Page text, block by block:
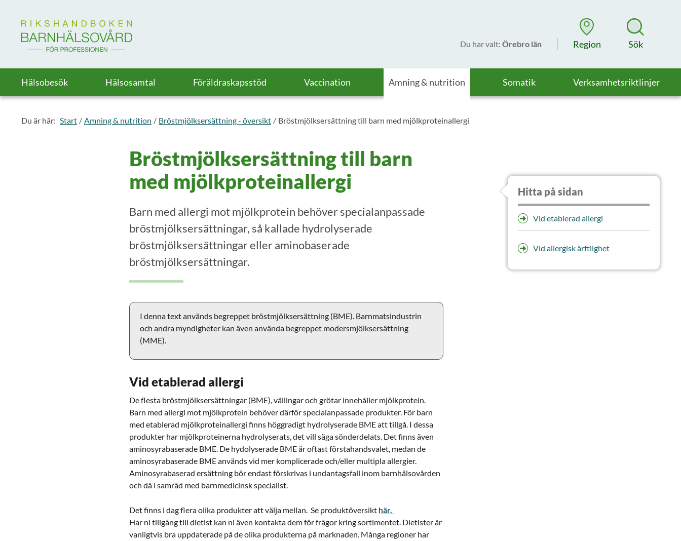
Till startsidan för Rikshandboken i barnhälsovård
Du har valt: Örebro län Region Sök
Hälsobesök Hälsosamtal Föräldraskapsstöd Vaccination Amning & nutrition Somatik Verksamhetsriktlinjer
Du är här: Start Amning & nutrition Bröstmjölksersättning - översikt Bröstmjölksersättning till barn med mjölkproteinallergi
Bröstmjölksersättning till barn
med mjölkproteinallergi
Barn med allergi mot mjölkprotein behöver specialanpassade
bröstmjölksersättningar, så kallade hydrolyserade
bröstmjölksersättningar eller aminobaserade
bröstmjölksersättningar.
I denna text används begreppet bröstmjölksersättning (BME). Barnmatsindustrin
och andra myndigheter kan även använda begreppet modersmjölksersättning
(MME).
Vid etablerad allergi
De flesta bröstmjölksersättningar (BME), vällingar och grötar innehåller mjölkprotein.
Barn med allergi mot mjölkprotein behöver därför specialanpassade produkter. För barn
med etablerad mjölkproteinallergi finns höggradigt hydrolyserade BME att tillgå. I dessa
produkter har mjölkproteinerna hydrolyserats, det vill säga sönderdelats. Det finns även
aminosyrabaserade BME. De hydolyserade BME är oftast förstahandsvalet, medan de
aminosyrabaserade BME används vid mer komplicerade och/eller multipla allergier.
Aminosyrabaserad ersättning bör endast förskrivas i undantagsfall inom barnhälsovården
och då i samråd med barnmedicinsk specialist.
Det finns i dag flera olika produkter att välja mellan. Se produktöversikt här.
Har ni tillgång till dietist kan ni även kontakta dem för frågor kring sortimentet. Dietister är
vanligtvis bra uppdaterade på de olika produkterna på marknaden. Många regioner har
Hitta på sidan
Vid etablerad allergi
Vid allergisk ärftlighet